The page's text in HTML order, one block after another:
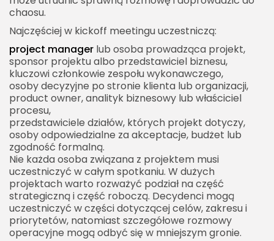
chaosu.
Najczęściej w kickoff meetingu uczestniczą:
project manager lub osoba prowadząca projekt,
sponsor projektu albo przedstawiciel biznesu,
kluczowi członkowie zespołu wykonawczego,
osoby decyzyjne po stronie klienta lub organizacji,
product owner, analityk biznesowy lub właściciel
procesu,
przedstawiciele działów, których projekt dotyczy,
osoby odpowiedzialne za akceptacje, budżet lub
zgodność formalną.
Nie każda osoba związana z projektem musi
uczestniczyć w całym spotkaniu. W dużych
projektach warto rozważyć podział na część
strategiczną i część roboczą. Decydenci mogą
uczestniczyć w części dotyczącej celów, zakresu i
priorytetów, natomiast szczegółowe rozmowy
operacyjne mogą odbyć się w mniejszym gronie.